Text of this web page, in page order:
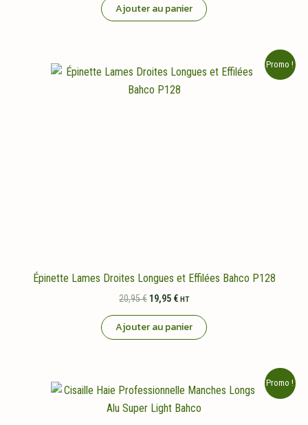
Ajouter au panier
Promo !
Épinette Lames Droites Longues et Effilées Bahco P128
20,95€ Le
initial
était :
19,95 €Le
actuel
HT
Ajouter au panier
Promo !